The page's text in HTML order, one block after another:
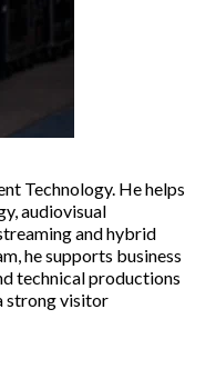
Technology. He helps
audiovisual
and hybrid
he supports business
technical productions
strong visitor